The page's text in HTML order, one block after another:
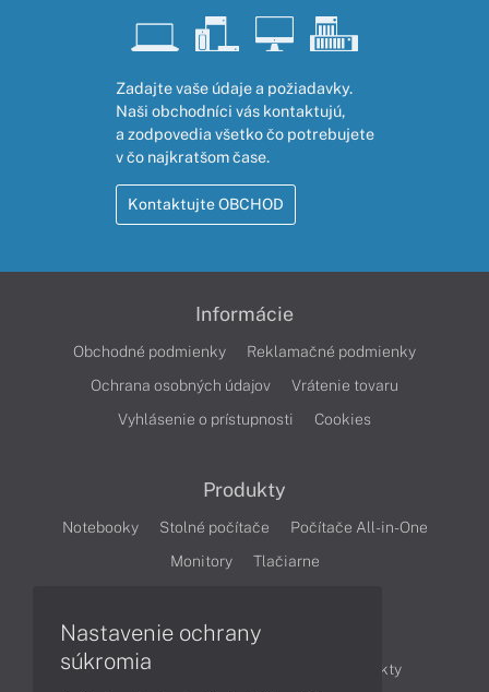
Zadajte vaše údaje a požiadavky.
Naši obchodníci vás kontaktujú,
a zodpovedia všetko čo potrebujete
v čo najkratšom čase.
Kontaktujte OBCHOD
Informácie
Obchodné podmienky
Reklamačné podmienky
Ochrana osobných údajov
Vrátenie tovaru
Vyhlásenie o prístupnosti
Cookies
Produkty
Notebooky Stolné počítače
Počítače All-in-One
Monitory
Tlačiarne
Články
Obchodné informácie
Produkty
Nastavenie ochrany
súkromia